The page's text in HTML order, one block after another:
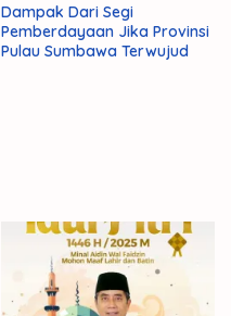
Dampak Dari Segi
Pemberdayaan Jika Provinsi
Pulau Sumbawa Terwujud